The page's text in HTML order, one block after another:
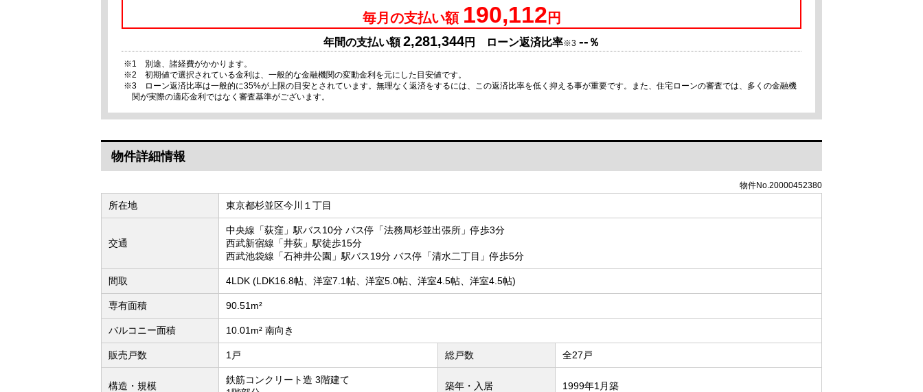
毎月の支払い額 190,112 円
年間の支払い額2,281,344円 ローン返済比率※3 -- ％
※1 別途、諸経費がかかります。
※2 初期値で選択されている金利は、一般的な金融機関の変動金利を元にした目安値です。
※3 ローン返済比率は一般的に35%が上限の目安とされています。無理なく返済をするには、この返済比率を低く抑える事が重要です。また、住宅ローンの審査では、多くの金融機
関が実際の適応金利ではなく審査基準がございます。
物件詳細情報
物件No.20000452380
所在地 東京都杉並区今川１丁目
交通
中央線「荻窪」駅バス10分 バス停「法務局杉並出張所」停歩3分
西武新宿線「井荻」駅徒歩15分
西武池袋線「石神井公園」駅バス19分 バス停「清水二丁目」停歩5分
間取 4LDK (LDK16.8帖、洋室7.1帖、洋室5.0帖、洋室4.5帖、洋室4.5帖)
専有面積 90.51m²
バルコニー面積 10.01m² 南向き
販売戸数 1戸 総戸数 全27戸
構造・規模
鉄筋コンクリート造 3階建て
築年・入居 1999年1月築